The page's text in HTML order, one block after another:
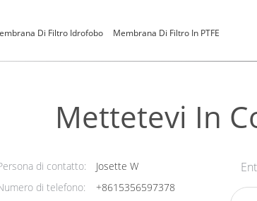
Di Filtro Idrofobo Membrana Di Filtro In PTFE
Mettetevi In
di contatto:
Josette W
di telefono:
+8615356597378